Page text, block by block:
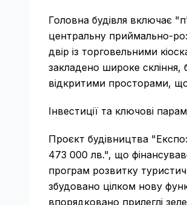
Головна будівля включає
центральну приймально-
двір із торговельними
закладено широке скління,
відкритими просторами,
Інвестиції та ключові
Проєкт будівництва
473 000 лв.", що
програм розвитку
збудовано цілком нову
впорядковано прилеглі